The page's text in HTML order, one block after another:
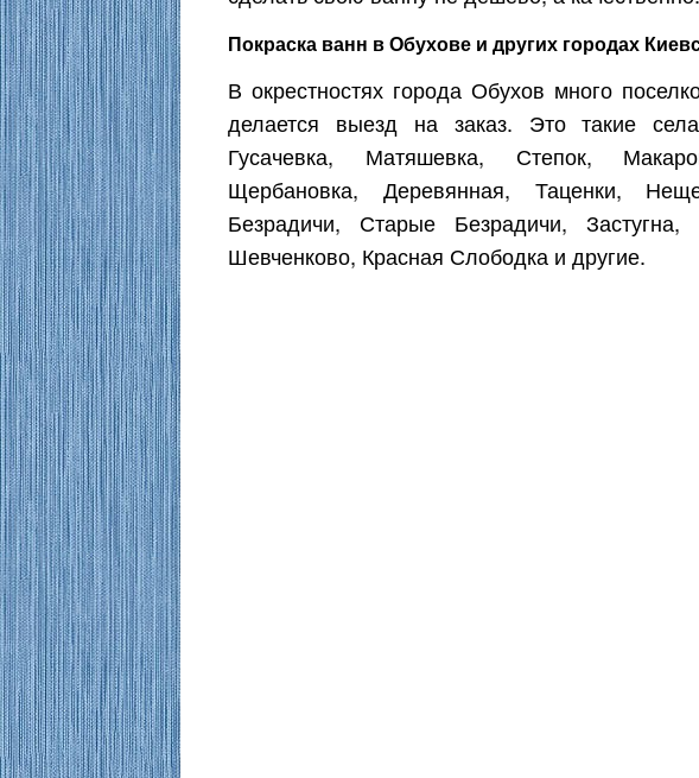
Покраска ванн в Обухове и других городах
В окрестностях города Обухов много
делается выезд на заказ. Это такие
Гусачевка, Матяшевка, Степок,
Щербановка, Деревянная, Таценки,
Безрадичи, Старые Безрадичи,
Шевченково, Красная Слободка и другие.